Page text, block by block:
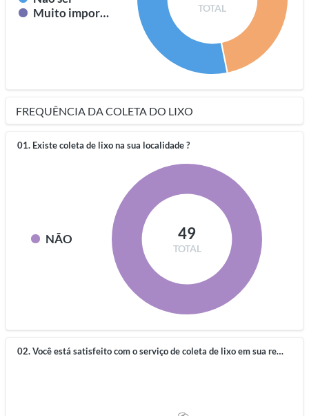
Muito importante
TOTAL
FREQUÊNCIA DA COLETA DO LIXO
01. Existe coleta de lixo na sua localidade ?
NÃO 49
TOTAL
02. Você está satisfeito com o serviço de coleta de lixo em sua residência?